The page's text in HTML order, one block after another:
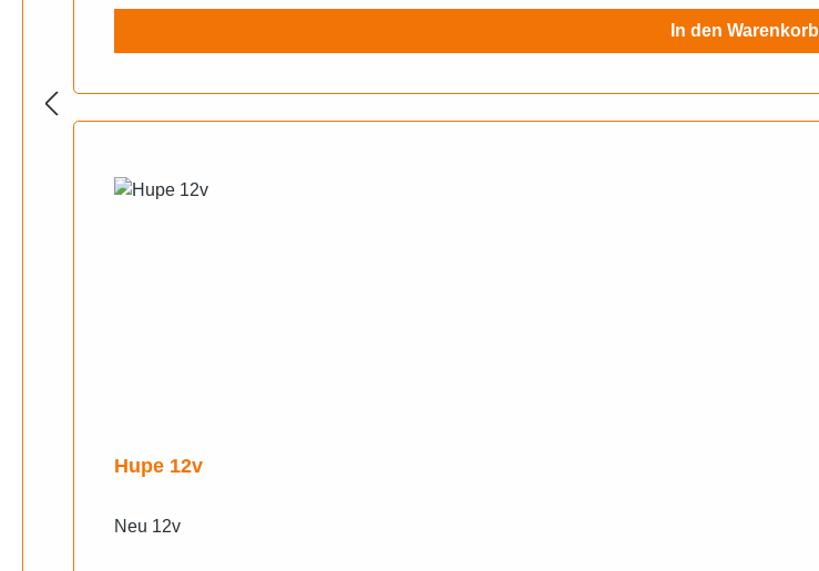
In den Warenkorb
Hupe 12v
Neu 12v